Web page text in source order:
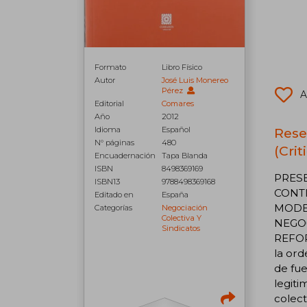
Formato
Libro Físico
Autor
José Luis Monereo
Pérez
Editorial
Comares
Año
2012
Idioma
Español
N° páginas
480
Encuadernación
Tapa Blanda
ISBN
8498369169
ISBN13
9788498369168
Editado en
España
Categorías
Negociación
Colectiva Y
Sindicatos
PRESENTACIÓNINTRODUCCIÓNEL SISTEMA ESPAÑOL DE NEGOCIACIÓN COLECTIVA,ENTRE LA CONTINUIDAD Y EL CAMBIO1. NEGOCIACIÓN COLECTIVA Y SISTEMAS DE RELACIONES LABORALES: MODELOS TEÓRICOS Y OBJETOS Y MÉTODOS DE INVESTIGACIÓN2. EL SISTEMA ESPAÑOL DE NEGOCIACIÓN COLECTIVA, ENTRE LA CONTINUIDAD Y EL CAMBIO3. ORIENTACIONES PARA UNA REFORMA DE LA ORDENACIÓN JURÍDICA DE LA NEGOCIACIÓN COLECTIVA1. Los grandes problemas de la ordenación de la disciplina estatutaria de la negociación colectiva2. Los